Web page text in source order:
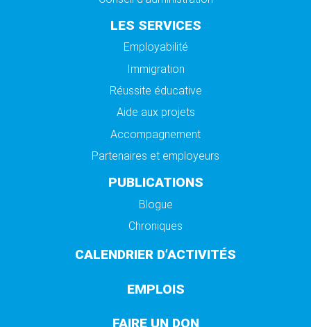
LES SERVICES
Employabilité
Immigration
Réussite éducative
Aide aux projets
Accompagnement
Partenaires et employeurs
PUBLICATIONS
Blogue
Chroniques
CALENDRIER D’ACTIVITÉS
EMPLOIS
FAIRE UN DON